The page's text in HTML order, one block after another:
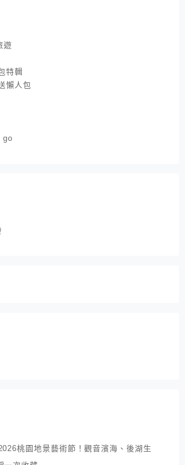
遊
特輯
懶人包
go
桃園地景藝術節！觀音濱海、後湖生